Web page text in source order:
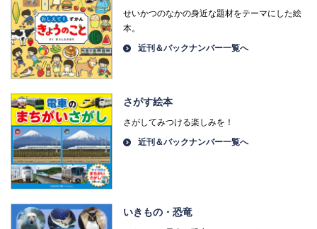
せいかつのなかの身近な題材をテーマにした絵
本。
近刊＆バックナンバー一覧へ
さがす絵本
さがしてみつける楽しみを！
近刊＆バックナンバー一覧へ
いきもの・恐竜